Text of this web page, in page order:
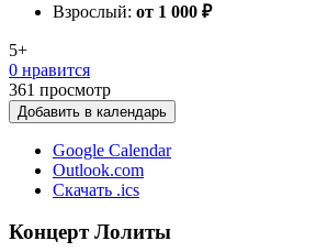
Взрослый: от 1 000 ₽
5+
0 нравится
361 просмотр
Добавить в календарь
Google Calendar
Outlook.com
Скачать .ics
Концерт Лолиты